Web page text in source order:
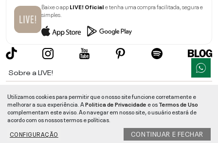
Baixe o appLIVE! Oficiale tenha uma compra facilitada, segura e
simples.
Sobre a LIVE!
Informações
Utilizamos cookies para permitir que o nosso site funcione corretamente e
melhorar a sua experiência. APolitica de Privacidade e osTermos de Uso
complementam este aviso. Ao navegar em nosso site, o usuário estará de
acordo com os nossos termos e políticas.
CONFIGURAÇÃO
CONTINUAR E FECHAR